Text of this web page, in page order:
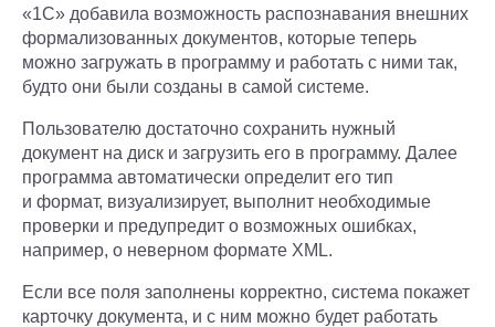
«1С» добавила возможность распознавания внешних
формализованных документов, которые теперь
можно загружать в программу и работать с ними так,
будто они были созданы в самой системе.
Пользователю достаточно сохранить нужный
документ на диск и загрузить его в программу. Далее
программа автоматически определит его тип
и формат, визуализирует, выполнит необходимые
проверки и предупредит о возможных ошибках,
например, о неверном формате XML.
Если все поля заполнены корректно, система покажет
карточку документа, и с ним можно будет работать